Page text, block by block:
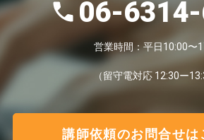
06-
営業時間：平日10:00〜
（留守電対応 12:30ー
講師依頼のお問合せは